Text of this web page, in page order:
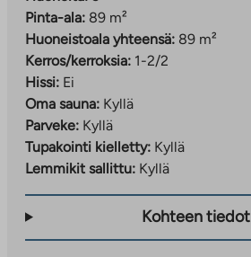
Pinta-ala: 89 m²
Huoneistoala yhteensä: 89 m²
Kerros/kerroksia: 1-2/2
Hissi: Ei
Oma sauna: Kyllä
Parveke: Kyllä
Tupakointi kielletty: Kyllä
Lemmikit sallittu: Kyllä
Kohteen tiedot